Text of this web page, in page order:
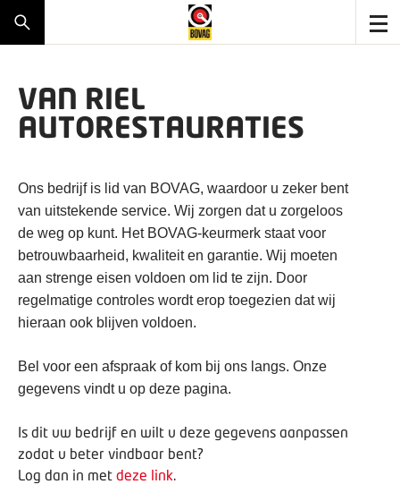
VAN RIEL
AUTORESTAURATIES
Ons bedrijf is lid van BOVAG, waardoor u zeker bent
van uitstekende service. Wij zorgen dat u zorgeloos
de weg op kunt. Het BOVAG-keurmerk staat voor
betrouwbaarheid, kwaliteit en garantie. Wij moeten
aan strenge eisen voldoen om lid te zijn. Door
regelmatige controles wordt erop toegezien dat wij
hieraan ook blijven voldoen.
Bel voor een afspraak of kom bij ons langs. Onze
gegevens vindt u op deze pagina.
Is dit uw bedrijf en wilt u deze gegevens aanpassen
zodat u beter vindbaar bent?
Log dan in met deze link.